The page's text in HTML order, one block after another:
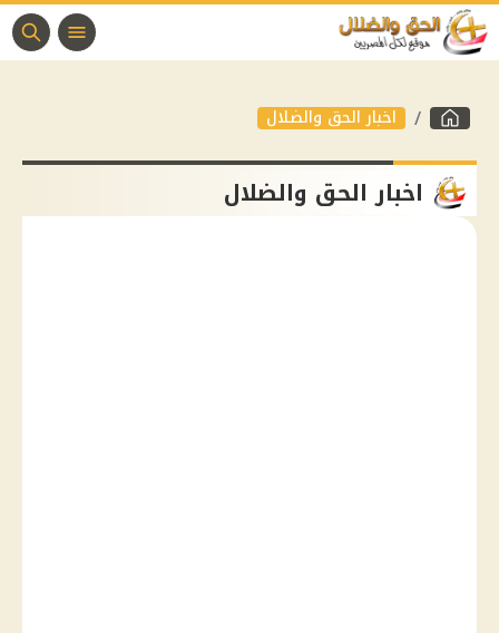
اخبار الحق والضلال
اخبار الحق والضلال